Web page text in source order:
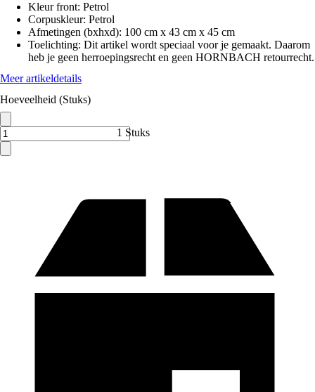
Kleur front: Petrol
Corpuskleur: Petrol
Afmetingen (bxhxd): 100 cm x 43 cm x 45 cm
Toelichting: Dit artikel wordt speciaal voor je gemaakt. Daarom
heb je geen herroepingsrecht en geen HORNBACH retourrecht.
Meer artikeldetails
Hoeveelheid (Stuks)
1 Stuks